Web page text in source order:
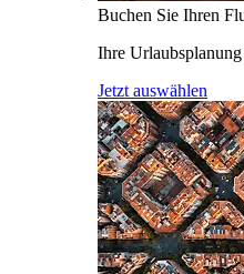
Buchen Sie Ihren
Ihre
Jetzt auswählen